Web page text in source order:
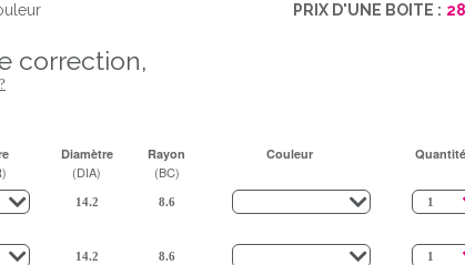
client ?
PRIX D'UNE BOITE :
correction,
Diamètre
(DIA)
Rayon
(BC)
Couleur Quantité